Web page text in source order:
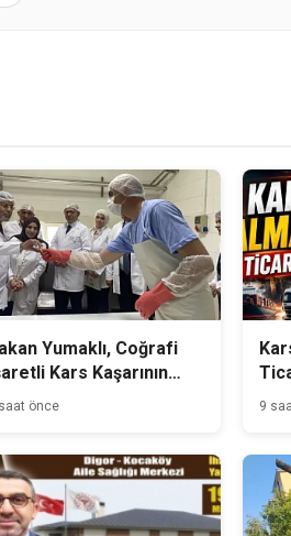
Yumaklı, Coğrafi
Kars Kaşarının
Yerinde İnceledi
önce 9